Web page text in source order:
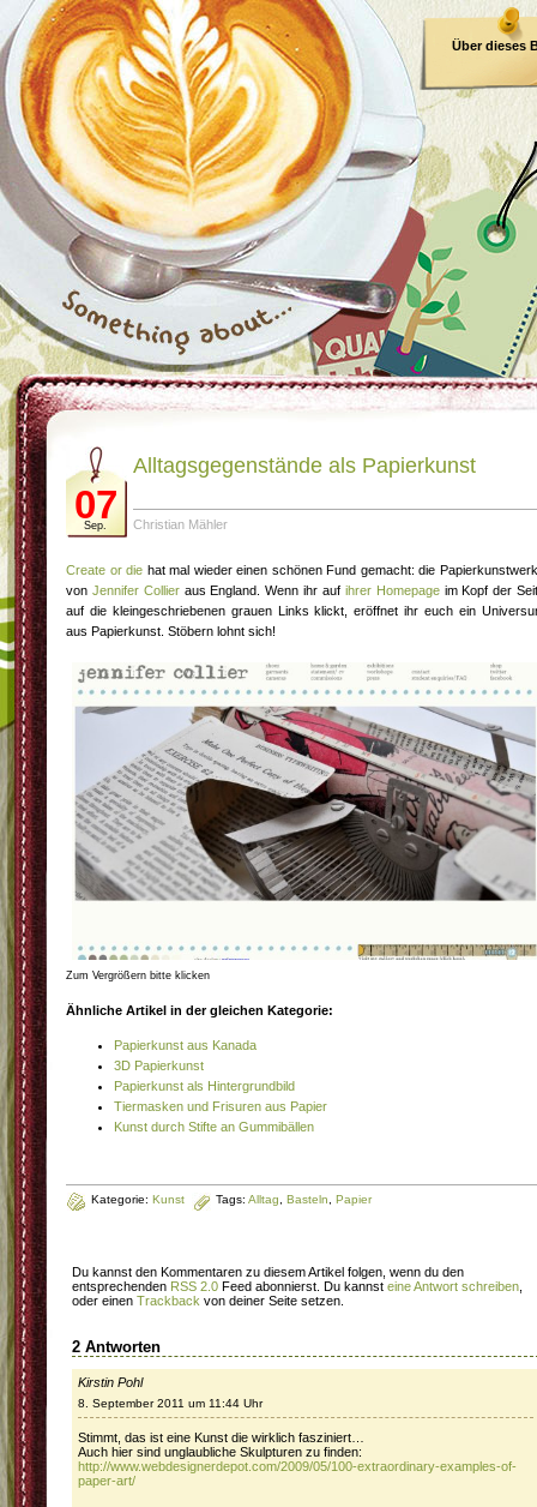
Über dieses
07
Sep.
Alltagsgegenstände als Papierkunst
Christian Mähler
Create or die hat mal wieder einen schönen Fund gemacht: die
von Jennifer Collieraus England. Wenn ihr auf ihrer Homepageim Kopf der
auf die kleingeschriebenen grauen Links klickt, eröffnet ihr euch ein
aus Papierkunst. Stöbern lohnt sich!
Zum Vergrößern bitte klicken
Ähnliche Artikel in der gleichen Kategorie:
Papierkunst aus Kanada
3D Papierkunst
Papierkunst als Hintergrundbild
Tiermasken und Frisuren aus Papier
Kunst durch Stifte an Gummibällen
Kategorie: Kunst Tags: Alltag Basteln Papier
Du kannst den Kommentaren zu diesem Artikel folgen, wenn du den
entsprechenden RSS 2.0 Feed abonnierst. Du kannst eine Antwort schreiben
oder einen Trackback von deiner Seite setzen.
2 Antworten
Kirstin Pohl
8. September 2011 um 11:44 Uhr
Stimmt, das ist eine Kunst die wirklich fasziniert…
Auch hier sind unglaubliche Skulpturen zu finden:
http://www.webdesignerdepot.com/2009/05/100-extraordinary-examples-of-
paper-art/